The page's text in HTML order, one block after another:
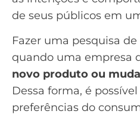
de seus públicos em
Fazer uma pesquisa
quando uma empresa
novo produto ou
Dessa forma, é
preferências do